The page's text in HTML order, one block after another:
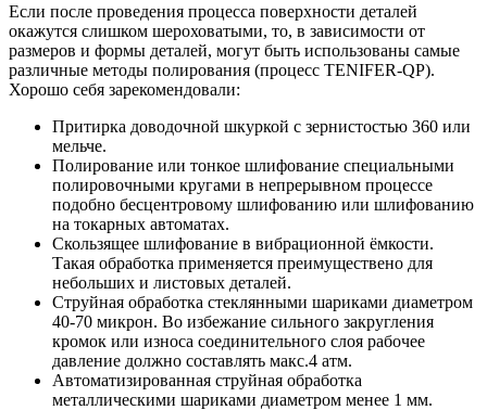
Если после проведения процесса поверхности деталей
окажутся слишком шероховатыми, то, в зависимости от
размеров и формы деталей, могут быть использованы самые
различные методы полирования (процесс TENIFER-QP).
Хорошо себя зарекомендовали:
Притирка доводочной шкуркой с зернистостью 360 или
мельче.
Полирование или тонкое шлифование специальными
полировочными кругами в непрерывном процессе
подобно бесцентровому шлифованию или шлифованию
на токарных автоматах.
Скользящее шлифование в вибрационной ёмкости.
Такая обработка применяется преимуществено для
небольших и листовых деталей.
Струйная обработка стеклянными шариками диаметром
40-70 микрон. Во избежание сильного закругления
кромок или износа соединительного слоя рабочее
давление должно составлять макс.4 атм.
Автоматизированная струйная обработка
металлическими шариками диаметром менее 1 мм.